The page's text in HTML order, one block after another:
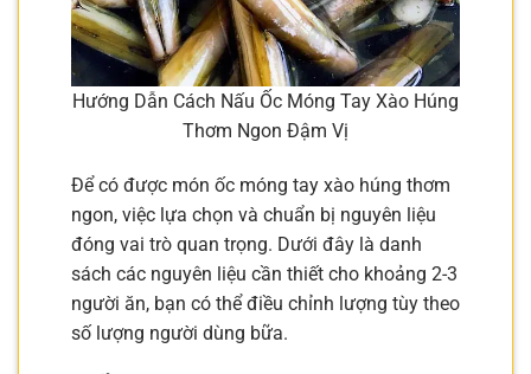
Hướng Dẫn Cách Nấu Ốc Móng Tay Xào Húng
Thơm Ngon Đậm Vị
Để có được món ốc móng tay xào húng thơm
ngon, việc lựa chọn và chuẩn bị nguyên liệu
đóng vai trò quan trọng. Dưới đây là danh
sách các nguyên liệu cần thiết cho khoảng 2-3
người ăn, bạn có thể điều chỉnh lượng tùy theo
số lượng người dùng bữa.